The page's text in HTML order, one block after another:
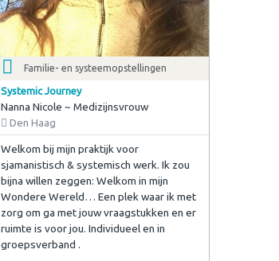
Familie- en systeemopstellingen
Systemic Journey
Nanna Nicole ~ Medizijnsvrouw
Den Haag
Welkom bij mijn praktijk voor
sjamanistisch & systemisch werk. Ik zou
bijna willen zeggen: Welkom in mijn
Wondere Wereld… Een plek waar ik met
zorg om ga met jouw vraagstukken en er
ruimte is voor jou. Individueel en in
groepsverband .